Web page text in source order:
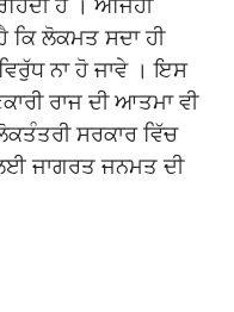
ਹੈ । ਅਜਿਹੀ
ਕਿ ਲੋਕਮਤ ਸਦਾ ਹੀ
ਨਾ ਹੋ ਜਾਵੇ । ਇਸ
ਰਾਜ ਦੀ ਆਤਮਾ ਵੀ
ਸਰਕਾਰ ਵਿੱਚ
ਜਾਗਰਤ ਜਨਮਤ ਦੀ